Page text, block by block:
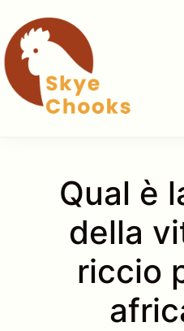
contenuto
Qual è
della
riccio